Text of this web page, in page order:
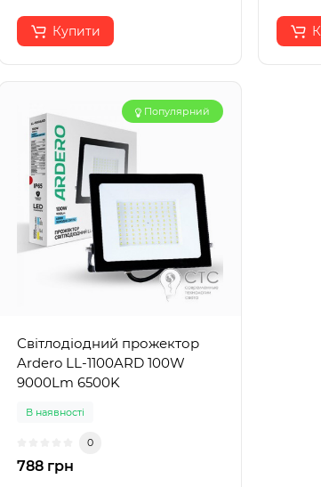
Купити
Популярний
Світлодіодний прожектор
Ardero LL-1100ARD 100W
9000Lm 6500K
В наявності
0
788 грн